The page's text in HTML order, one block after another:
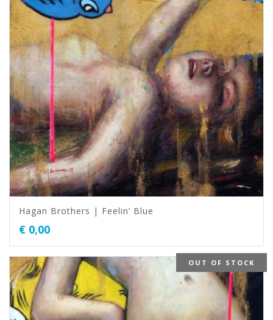
Hagan Brothers | Feelin’ Blue
€ 0,00
OUT OF STOCK